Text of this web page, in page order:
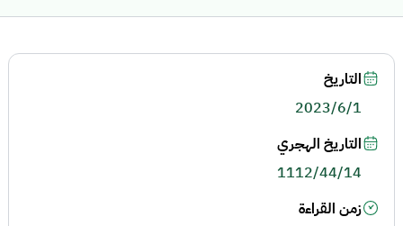
التاريخ
2023/6/1
التاريخ الهجري
1112/44/14
زمن القراءة